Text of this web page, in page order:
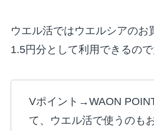
ウエル活ではウエルシアのお
1.5円分として利用できるので
Vポイント→WAON
て、ウエル活で使うのも